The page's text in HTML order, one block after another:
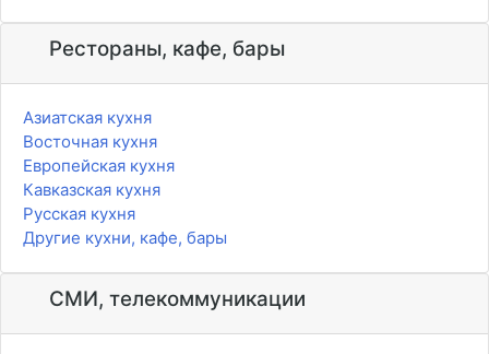
Рестораны, кафе, бары
Азиатская кухня
Восточная кухня
Европейская кухня
Кавказская кухня
Русская кухня
Другие кухни, кафе, бары
СМИ, телекоммуникации